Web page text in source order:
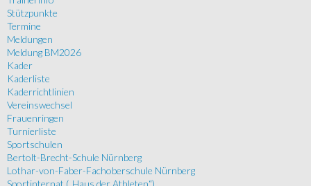
Stützpunkte
Termine
Meldungen
Meldung BM2026
Kader
Kaderliste
Kaderrichtlinien
Vereinswechsel
Frauenringen
Turnierliste
Sportschulen
Bertolt-Brecht-Schule Nürnberg
Lothar-von-Faber-Fachoberschule Nürnberg
Sportinternat („Haus der Athleten“)